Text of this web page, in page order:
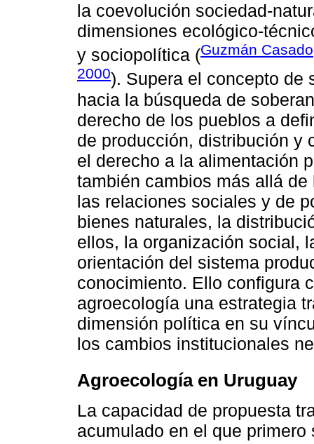
la coevolución sociedad-
dimensiones ecológico-
y sociopolítica (Guzmán
2000). Supera el concepto de
hacia la búsqueda de
derecho de los pueblos a
de producción, distribución y
el derecho a la alimentación
también cambios más allá
las relaciones sociales y de
bienes naturales, la
ellos, la organización social,
orientación del sistema
conocimiento. Ello configura
agroecología una estrategia
dimensión política en su
los cambios institucionales
Agroecología en Uruguay
La capacidad de propuesta
acumulado en el que